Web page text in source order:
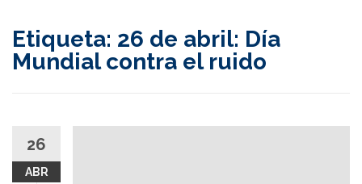
Etiqueta: 26 de abril: Día
Mundial contra el ruido
26
ABR